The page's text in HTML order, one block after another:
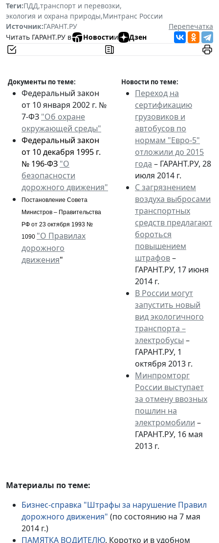
Теги:ПДД,транспорт и перевозки,
экология и охрана природы,Минтранс России
Источник:ГАРАНТ.РУ
Перепечатка
Читать ГАРАНТ.РУ в
Новостии Дзен
Документы по теме: Новости по теме:
Федеральный закон
от 10 января 2002 г. №
7-ФЗ "Об охране
окружающей среды"
Федеральный закон
от 10 декабря 1995 г.
№ 196-ФЗ "О
безопасности
дорожного движения"
Постановление Совета
Министров – Правительства
РФ от 23 октября 1993 №
1090 "О Правилах
дорожного
движения"
Переход на
сертификацию
грузовиков и
автобусов по
нормам "Евро-5"
отложили до 2015
года – ГАРАНТ.РУ, 28
июля 2014 г.
С загрязнением
воздуха выбросами
транспортных
средств предлагают
бороться
повышением
штрафов–
ГАРАНТ.РУ, 17 июня
2014 г.
В России могут
запустить новый
вид экологичного
транспорта –
электробусы –
ГАРАНТ.РУ, 1
октября 2013 г.
Минпромторг
России выступает
за отмену ввозных
пошлин на
электромобили –
ГАРАНТ.РУ, 16 мая
2013 г.
Материалы по теме:
Бизнес-справка "Штрафы за нарушение Правил
дорожного движения" (по состоянию на 7 мая
2014 г.)
ПАМЯТКА ВОДИТЕЛЮ. Коротко и в удобном